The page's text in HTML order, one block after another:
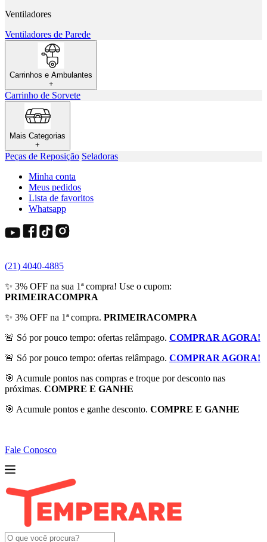
Ventiladores
Ventiladores de Parede
Carrinhos e Ambulantes
+
Carrinho de Sorvete
Mais Categorias
+
Peças de Reposição Seladoras
Minha conta
Meus pedidos
Lista de favoritos
Whatsapp
(21) 4040-4885
✨ 3% OFF na sua 1ª compra! Use o cupom:
PRIMEIRACOMPRA
✨ 3% OFF na 1ª compra. PRIMEIRACOMPRA
🚨 Só por pouco tempo: ofertas relâmpago. COMPRAR AGORA!
🚨 Só por pouco tempo: ofertas relâmpago. COMPRAR AGORA!
🎯 Acumule pontos nas compras e troque por desconto nas
próximas. COMPRE E GANHE
🎯 Acumule pontos e ganhe desconto. COMPRE E GANHE
Fale Conosco